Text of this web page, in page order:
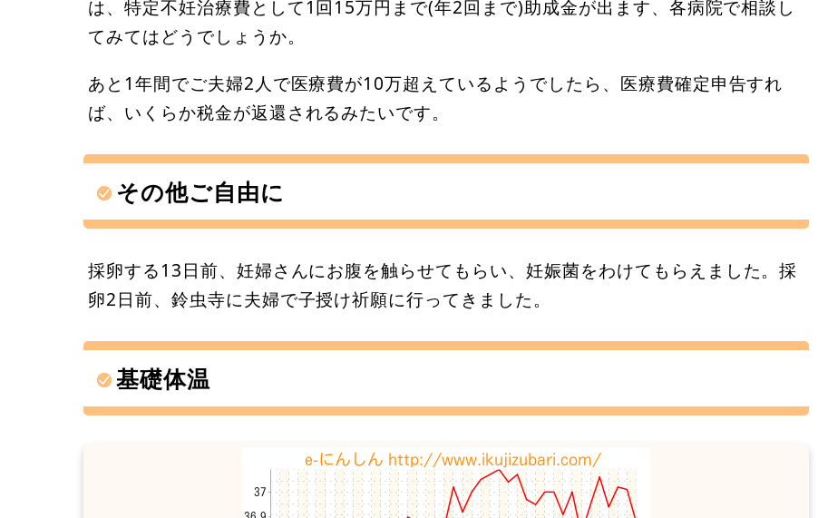
は、特定不妊治療費として1回15万円まで(年2回まで)助成金が出ます、各病院で相談し
てみてはどうでしょうか。
あと1年間でご夫婦2人で医療費が10万超えているようでしたら、医療費確定申告すれ
ば、いくらか税金が返還されるみたいです。
その他ご自由に
採卵する13日前、妊婦さんにお腹を触らせてもらい、妊娠菌をわけてもらえました。採
卵2日前、鈴虫寺に夫婦で子授け祈願に行ってきました。
基礎体温